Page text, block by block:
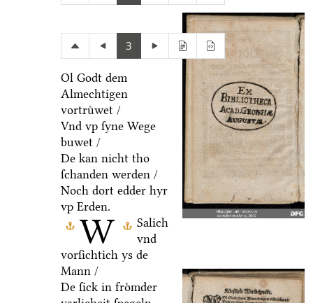
3
W
Ol Godt dem
Almechtigen
vortruͤwet /
Vnd vp ſyne Wege
buwet /
De kan nicht tho
ſchanden werden /
Noch dort edder hyr
vp Erden.
Salich
vnd
vorſichtich ys de
Mann /
De ſick in froͤmder